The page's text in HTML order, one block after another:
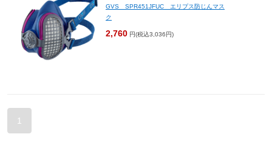
GVS SPR451JFUC エリプス防じんマス
ク
2,760 円(税込3,036円)
1